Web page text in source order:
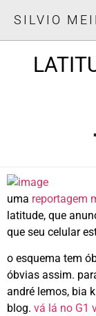
SILVIO
uma reportagem
latitude, que
que seu celular
o esquema tem
óbvias assim.
andré lemos, bia
blog. vá lá no G1